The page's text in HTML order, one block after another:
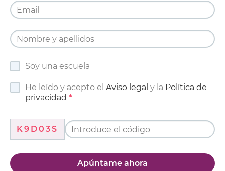
Soy una escuela
He leído y acepto el Aviso legal y la Política de
privacidad
K9D03S
Apúntame ahora